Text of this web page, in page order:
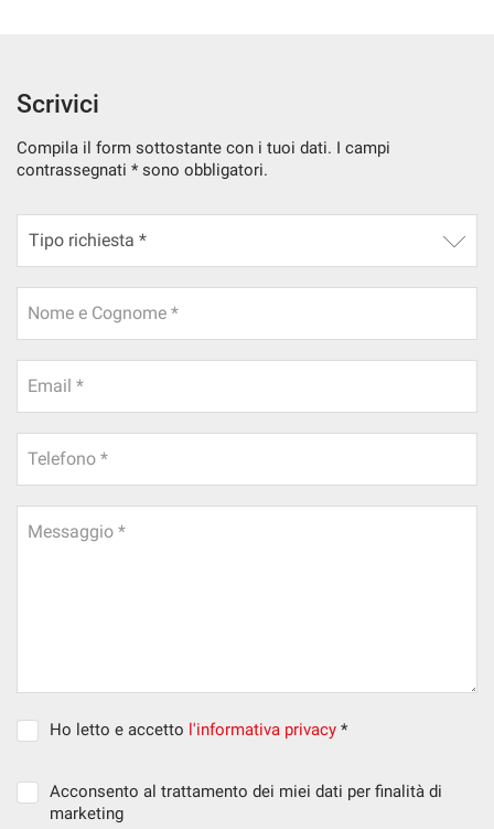
Scrivici
Compila il form sottostante con i tuoi dati. I campi
contrassegnati * sono obbligatori.
Nome e Cognome *
Email *
Telefono *
Messaggio *
Ho letto e accetto l'informativa privacy *
Acconsento al trattamento dei miei dati per finalità di
marketing